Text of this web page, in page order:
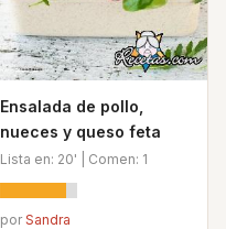
Ensalada de pollo,
nueces y queso feta
Lista en: 20' | Comen: 1
porSandra